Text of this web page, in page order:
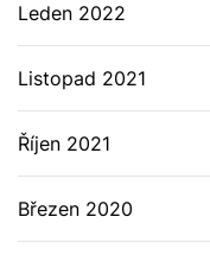
Leden 2022
Listopad 2021
Říjen 2021
Březen 2020